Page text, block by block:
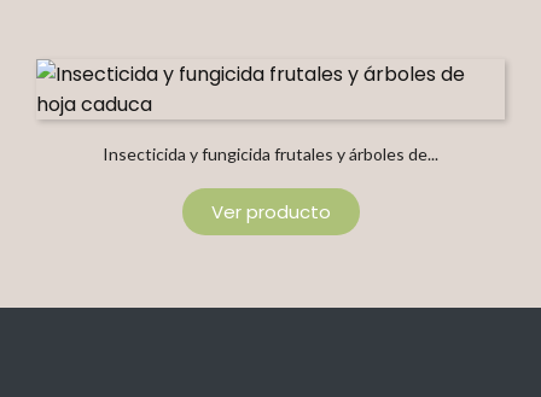
Insecticida y fungicida frutales y árboles de...
Ver producto